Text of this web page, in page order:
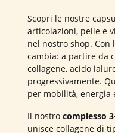
Scopri le nostre
articolazioni, pelle e
nel nostro shop. Con
cambia: a partire da
collagene, acido
progressivamente.
per mobilità, energia
Il nostro complesso
unisce collagene di